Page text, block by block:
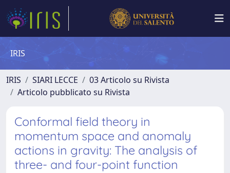
IRIS
IRIS SIARI LECCE
03 Articolo su Rivista
Articolo pubblicato su Rivista
Conformal field theory in
momentum space and anomaly
actions in gravity: The analysis of
three- and four-point function